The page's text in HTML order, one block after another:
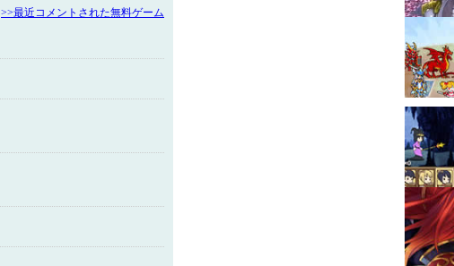
>>最近コメントされた無料ゲーム